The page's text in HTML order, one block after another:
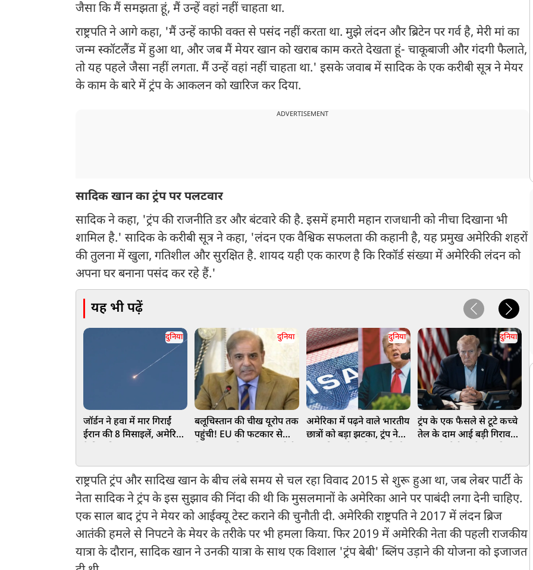
जैसा कि मैं समझता हूं, मैं उन्हें वहां नहीं चाहता था.
राष्ट्रपति ने आगे कहा, 'मैं उन्हें काफी वक्त से पसंद नहीं करता था. मुझे लंदन और ब्रिटेन पर गर्व है, मेरी मां का
जन्म स्कॉटलैंड में हुआ था, और जब मैं मेयर खान को खराब काम करते देखता हूं- चाकूबाजी और गंदगी फैलाते,
तो यह पहले जैसा नहीं लगता. मैं उन्हें वहां नहीं चाहता था.' इसके जवाब में सादिक के एक करीबी सूत्र ने मेयर
के काम के बारे में ट्रंप के आकलन को खारिज कर दिया.
ADVERTISEMENT
सादिक खान का ट्रंप पर पलटवार
सादिक ने कहा, 'ट्रंप की राजनीति डर और बंटवारे की है. इसमें हमारी महान राजधानी को नीचा दिखाना भी
शामिल है.' सादिक के करीबी सूत्र ने कहा, 'लंदन एक वैश्विक सफलता की कहानी है, यह प्रमुख अमेरिकी शहरों
की तुलना में खुला, गतिशील और सुरक्षित है. शायद यही एक कारण है कि रिकॉर्ड संख्या में अमेरिकी लंदन को
अपना घर बनाना पसंद कर रहे हैं.'
यह भी पढ़ें
दुनिया
जॉर्डन ने हवा में मार गिराईं
ईरान की 8 मिसाइलें, अमेरिका
दुनिया
बलूचिस्तान की चीख यूरोप तक
पहुंची! EU की फटकार से
दुनिया
अमेरिका में पढ़ने वाले भारतीय
छात्रों को बड़ा झटका, ट्रंप ने
दुनिया
ट्रंप के एक फैसले से टूटे कच्चे
तेल के दाम आई बड़ी गिरावट,
राष्ट्रपति ट्रंप और सादिख खान के बीच लंबे समय से चल रहा विवाद 2015 से शुरू हुआ था, जब लेबर पार्टी के
नेता सादिक ने ट्रंप के इस सुझाव की निंदा की थी कि मुसलमानों के अमेरिका आने पर पाबंदी लगा देनी चाहिए.
एक साल बाद ट्रंप ने मेयर को आईक्यू टेस्ट कराने की चुनौती दी. अमेरिकी राष्ट्रपति ने 2017 में लंदन ब्रिज
आतंकी हमले से निपटने के मेयर के तरीके पर भी हमला किया. फिर 2019 में अमेरिकी नेता की पहली राजकीय
यात्रा के दौरान, सादिक खान ने उनकी यात्रा के साथ एक विशाल 'ट्रंप बेबी' ब्लिंप उड़ाने की योजना को इजाजत